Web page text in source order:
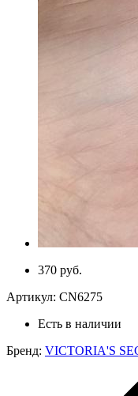
370 руб.
Артикул: CN6275
Есть в наличии
Бренд: VICTORIA'S